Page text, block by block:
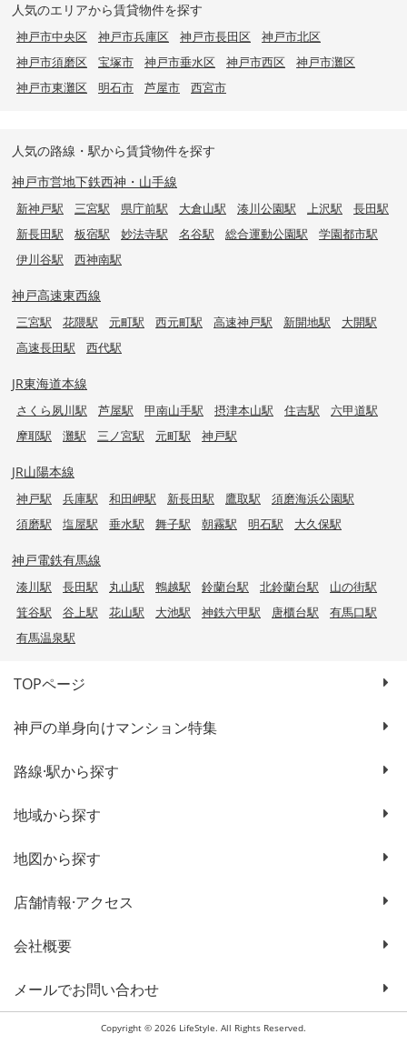
人気のエリアから賃貸物件を探す
神戸市中央区 神戸市兵庫区 神戸市長田区
神戸市北区
神戸市須磨区
宝塚市 神戸市垂水区 神戸市西区
神戸市灘区
神戸市東灘区
明石市 芦屋市 西宮市
人気の路線・駅から賃貸物件を探す
神戸市営地下鉄西神・山手線
新神戸駅 三宮駅 県庁前駅 大倉山駅 湊川公園駅 上沢駅
長田駅
新長田駅
板宿駅 妙法寺駅 名谷駅 総合運動公園駅
学園都市駅
伊川谷駅
西神南駅
神戸高速東西線
三宮駅 花隈駅 元町駅 西元町駅 高速神戸駅 新開地駅
大開駅
高速長田駅
西代駅
JR東海道本線
さくら夙川駅 芦屋駅 甲南山手駅 摂津本山駅 住吉駅
六甲道駅
摩耶駅
灘駅 三ノ宮駅 元町駅 神戸駅
JR山陽本線
神戸駅 兵庫駅 和田岬駅 新長田駅 鷹取駅
須磨海浜公園駅
須磨駅
塩屋駅 垂水駅 舞子駅 朝霧駅 明石駅 大久保駅
神戸電鉄有馬線
湊川駅 長田駅 丸山駅 鵯越駅 鈴蘭台駅 北鈴蘭台駅
山の街駅
箕谷駅
谷上駅 花山駅 大池駅 神鉄六甲駅 唐櫃台駅
有馬口駅
有馬温泉駅
TOPページ
神戸の単身向けマンション特集
路線·駅から探す
地域から探す
地図から探す
店舗情報·アクセス
会社概要
メールでお問い合わせ
Copyright © 2026 LifeStyle. All Rights Reserved.